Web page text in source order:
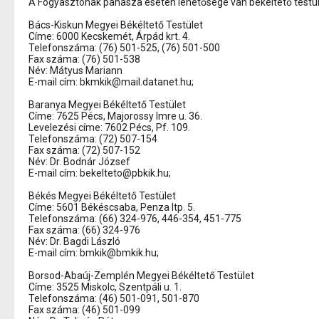
Bács-Kiskun Megyei Békéltető Testület
Címe: 6000 Kecskemét, Árpád krt. 4.
Telefonszáma: (76) 501-525, (76) 501-500
Fax száma: (76) 501-538
Név: Mátyus Mariann
E-mail cím: bkmkik@mail.datanet.hu;
Baranya Megyei Békéltető Testület
Címe: 7625 Pécs, Majorossy Imre u. 36.
Levelezési címe: 7602 Pécs, Pf. 109.
Telefonszáma: (72) 507-154
Fax száma: (72) 507-152
Név: Dr. Bodnár József
E-mail cím: bekelteto@pbkik.hu;
Békés Megyei Békéltető Testület
Címe: 5601 Békéscsaba, Penza ltp. 5.
Telefonszáma: (66) 324-976, 446-354, 451-775
Fax száma: (66) 324-976
Név: Dr. Bagdi László
E-mail cím: bmkik@bmkik.hu;
Borsod-Abaúj-Zemplén Megyei Békéltető Testület
Címe: 3525 Miskolc, Szentpáli u. 1.
Telefonszáma: (46) 501-091, 501-870
Fax száma: (46) 501-099